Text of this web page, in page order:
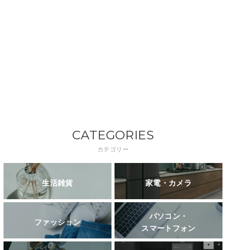
CATEGORIES
カテゴリー
生活雑貨 家電・カメラ
ファッション
パソコン・
スマートフォン